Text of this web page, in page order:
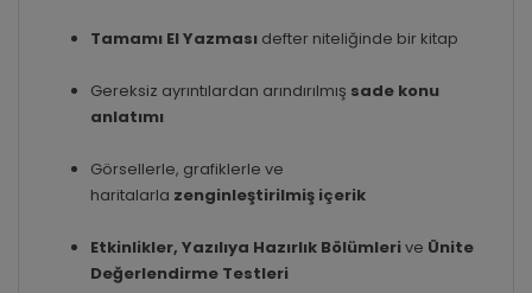
Tamamı El Yazması defter niteliğinde bir kitap
Gereksiz ayrıntılardan arındırılmış sade konu
anlatımı
Görsellerle, grafiklerle ve
haritalarla zenginleştirilmiş içerik
Etkinlikler, Yazılıya Hazırlık Bölümlerive Ünite
Değerlendirme Testleri